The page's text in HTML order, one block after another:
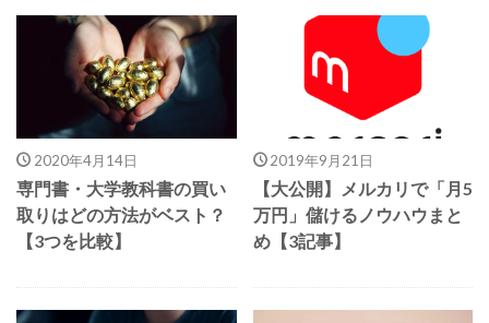
2020年4月14日
専門書・大学教科書の買い
取りはどの方法がベスト？
【3つを比較】
2019年9月21日
【大公開】メルカリで「月5
万円」儲けるノウハウまと
め【3記事】